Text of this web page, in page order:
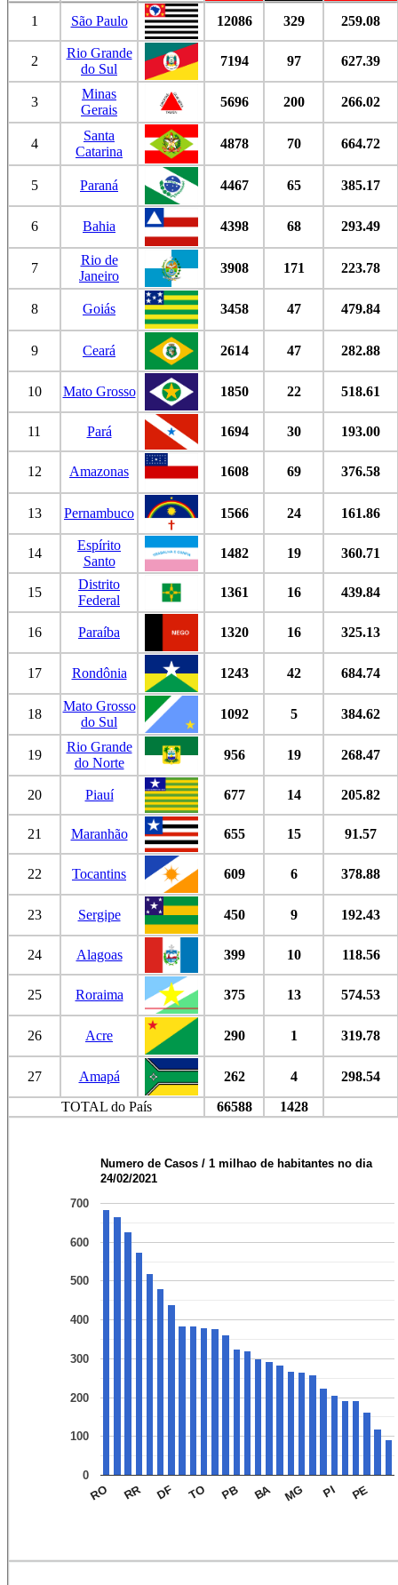
1 São Paulo 12086 329 259.08
2
Rio Grande
do Sul
7194 97 627.39
3
Minas
Gerais
5696 200 266.02
4
Santa
Catarina
4878 70 664.72
5 Paraná 4467 65 385.17
6 Bahia 4398 68 293.49
7
Rio de
Janeiro
3908 171 223.78
8 Goiás 3458 47 479.84
9 Ceará 2614 47 282.88
10 Mato Grosso 1850 22 518.61
11 Pará 1694 30 193.00
12 Amazonas 1608 69 376.58
13 Pernambuco 1566 24 161.86
14
Espírito
Santo
1482 19 360.71
15
Distrito
Federal
1361 16 439.84
16 Paraíba 1320 16 325.13
17 Rondônia 1243 42 684.74
18
Mato Grosso
do Sul
1092 5 384.62
19
Rio Grande
do Norte
956 19 268.47
20 Piauí 677 14 205.82
21 Maranhão 655 15 91.57
22 Tocantins 609 6 378.88
23 Sergipe 450 9 192.43
24 Alagoas 399 10 118.56
25 Roraima 375 13 574.53
26 Acre 290 1 319.78
27 Amapá 262 4
298.54
TOTAL do País
66588 1428
Numero de Casos / 1 milhao de habitantes no dia
24/02/2021
RO RR DF TO PB BA MG PI PE
0
100
200
300
400
500
600
700